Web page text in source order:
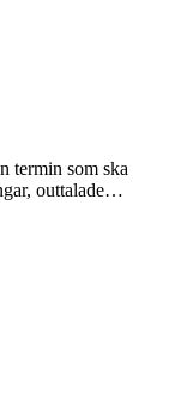
termin som ska
outtalade…